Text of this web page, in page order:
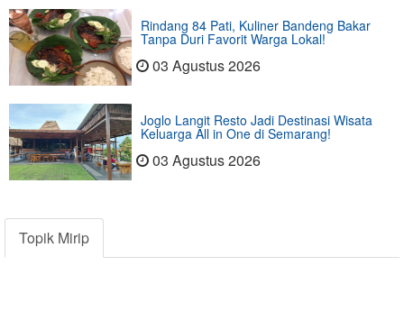
Rindang 84 Pati, Kuliner Bandeng Bakar
Tanpa Duri Favorit Warga Lokal!
03 Agustus 2026
Joglo Langit Resto Jadi Destinasi Wisata
Keluarga All in One di Semarang!
03 Agustus 2026
Topik Mirip